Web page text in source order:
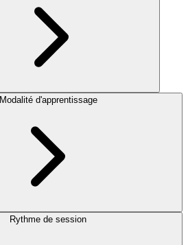
Modalité d'apprentissage
Rythme de session